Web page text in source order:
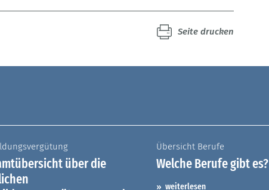
Seite drucken
über die
Übersicht Berufe
Welche Berufe gibt es?
weiterlesen